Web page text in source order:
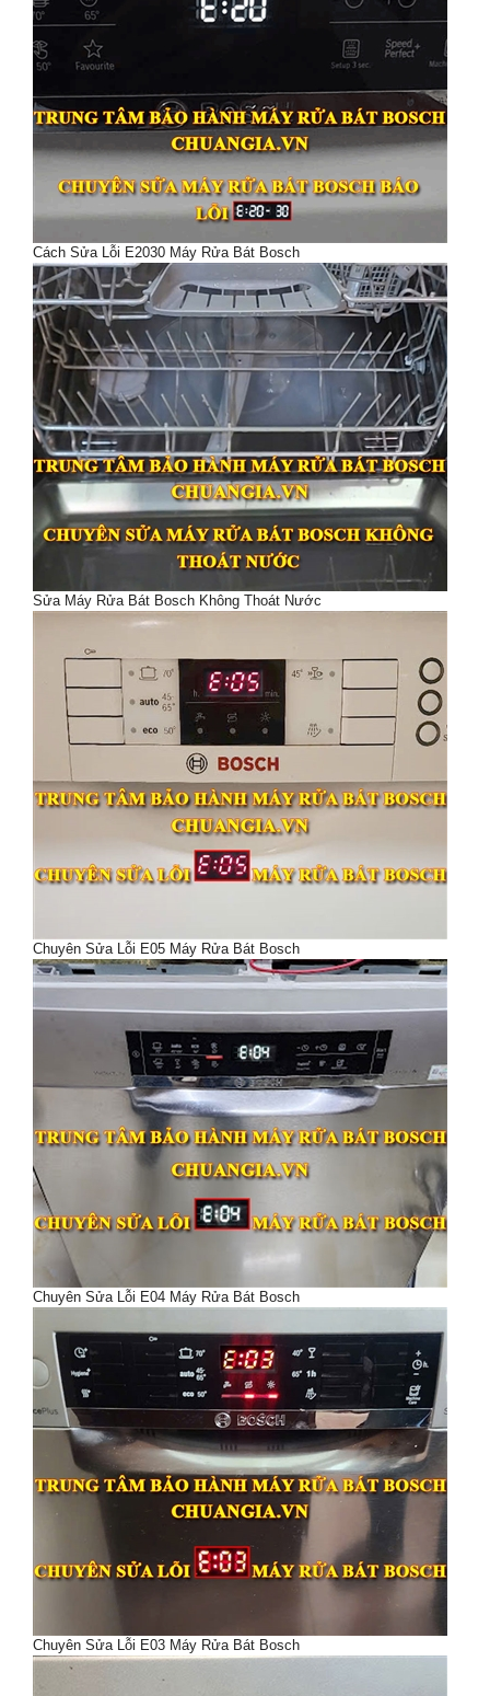
Cách Sửa Lỗi E2030 Máy Rửa Bát Bosch
Sửa Máy Rửa Bát Bosch Không Thoát Nước
Chuyên Sửa Lỗi E05 Máy Rửa Bát Bosch
Chuyên Sửa Lỗi E04 Máy Rửa Bát Bosch
Chuyên Sửa Lỗi E03 Máy Rửa Bát Bosch